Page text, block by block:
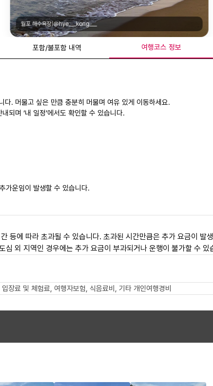
월포 해수욕장|@hye___kong___
포함/불포함 내역 여행코스 정보
. 머물고 싶은 만큼 충분히 머물며 여유 있게 이동하세요.
되며 ‘내 일정’에서도 확인할 수 있습니다.
가운임이 발생할 수 있습니다.
등에 따라 초과될 수 있습니다. 초과된 시간만큼은 추가 요금이 발
외 지역인 경우에는 추가 요금이 부과되거나 운행이 불가할 수 있
장료 및 체험료, 여행자보험, 식음료비, 기타 개인여행경비